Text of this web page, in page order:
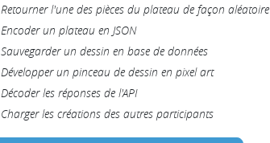
Retourner l'une des pièces du plateau de façon aléatoire
Encoder un plateau en JSON
Sauvegarder un dessin en base de données
Développer un pinceau de dessin en pixel art
Décoder les réponses de l'API
Charger les créations des autres participants